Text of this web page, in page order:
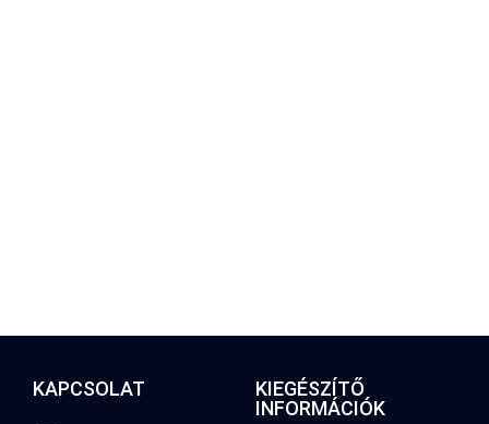
KAPCSOLAT
KIEGÉSZÍTŐ
INFORMÁCIÓK